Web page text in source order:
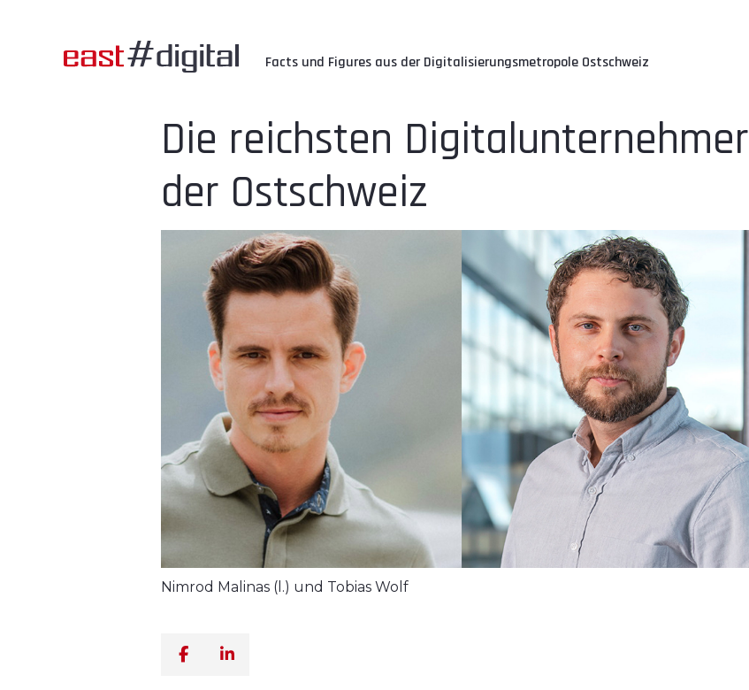
Facts und Figures aus der Digitalisierungsmetropole Ostschweiz
Die reichsten Digitalunternehmer
der Ostschweiz
Nimrod Malinas (l.) und Tobias Wolf